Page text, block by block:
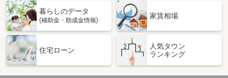
暮らしのデータ
(補助金・助成金情報)
家賃相場
住宅ローン
人気タウン
ランキング